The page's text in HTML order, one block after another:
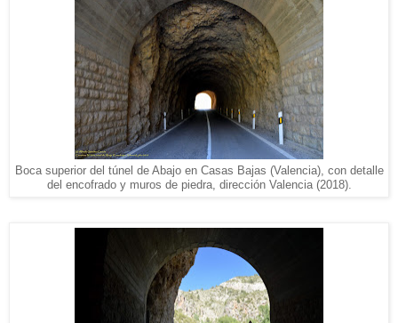
Boca superior del túnel de Abajo en Casas Bajas (Valencia), con detalle
del encofrado y muros de piedra, dirección Valencia (2018).